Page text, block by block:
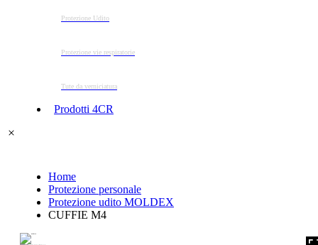
Protezione Udito
Protezione vie respiratorie
Tute da verniciatura
Prodotti 4CR
Home
Protezione personale
Protezione udito MOLDEX
CUFFIE M4